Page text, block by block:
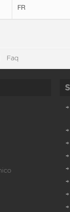
FR
Faq